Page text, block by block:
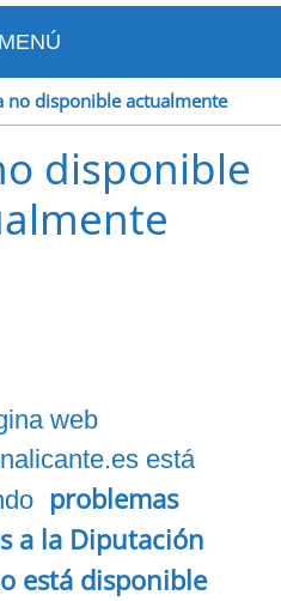
MENÚ
no disponible actualmente
disponible
web
está
problemas
a la Diputación
está disponible